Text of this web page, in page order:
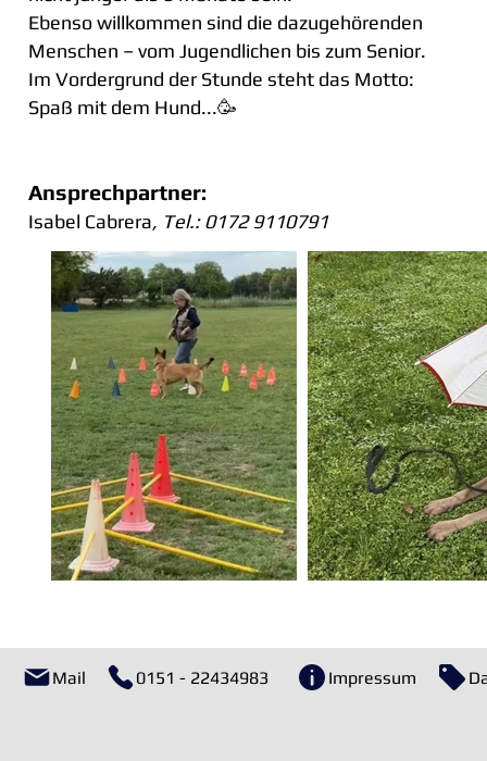
Ebenso willkommen sind die dazugehörenden
Menschen – vom Jugendlichen bis zum Senior.
Im Vordergrund der Stunde steht das Motto:
Spaß mit dem Hund...🥳
Ansprechpartner:
Isabel Cabrera, Tel.: 0172 9110791
Mail 0151 - 22434983 Impressum